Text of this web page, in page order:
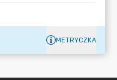
METRYCZKA